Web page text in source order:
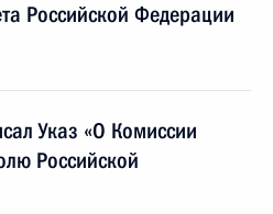
Российской Федерации
Указ «О Комиссии
Российской